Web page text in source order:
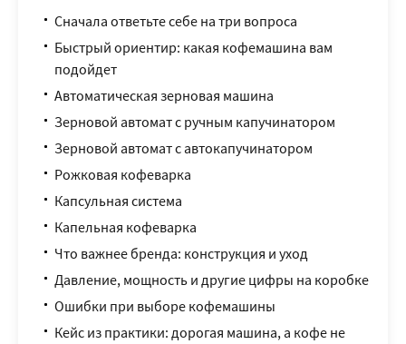
Сначала ответьте себе на три вопроса
Быстрый ориентир: какая кофемашина вам
подойдет
Автоматическая зерновая машина
Зерновой автомат с ручным капучинатором
Зерновой автомат с автокапучинатором
Рожковая кофеварка
Капсульная система
Капельная кофеварка
Что важнее бренда: конструкция и уход
Давление, мощность и другие цифры на коробке
Ошибки при выборе кофемашины
Кейс из практики: дорогая машина, а кофе не